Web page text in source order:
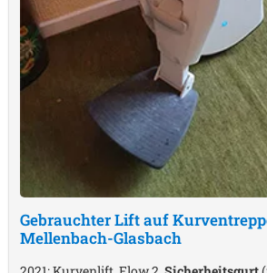
Gebrauchter Lift auf
Mellenbach-Glasbach